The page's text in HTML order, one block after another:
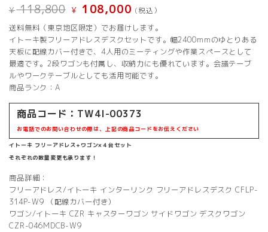
¥118,800 元
の
価
格
は
¥ 118,800
で
し
た。
¥ 108,000 現
在
の
価
格
は
¥ 108,000
で
す。
(税込）
送料無料（東京地区限定）でお届けします。
イトーキ製フリーアドレスデスクセットです。幅2400mmのゆとりある
天板に配線カバー付きで、4人用のミーティングや作業スペースとして
最適です。2段ワゴンも付属し、収納力にも優れています。会議テーブ
ルやワークテーブルとしても活用可能です。
商品ランク：A
商品コード：TW4I-00373
お電話でのお問い合わせの際は、上記の商品コードをお伝えください
イトーキ フリーアドレス+ワゴン×４台セット
それぞれの数量変更も承ります！
商品詳細：
フリーアドレス/イトーキ インターリンク フリーアドレスデスク CFLP-
314P-W9 （配線カバー付き）
ワゴン/イトーキ CZR キャスターワゴン サイドワゴン デスクワゴン
CZR-046MDCB-W9